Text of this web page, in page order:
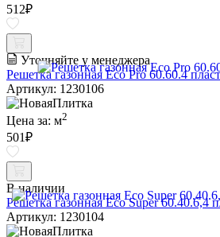
512₽
Уточняйте у менеджера
Решетка газонная Eco Pro 60.60.4
Артикул: 1230106
Цена за: м2
501₽
В наличии
Решетка газонная Eco Super 60.40.6,4
Артикул: 1230104